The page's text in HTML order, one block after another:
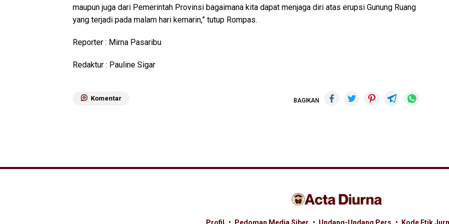
maupun juga dari Pemerintah Provinsi bagaimana kita dapat menjaga diri atas erupsi Gunung Ruang
yang terjadi pada malam hari kemarin,” tutup Rompas.
Reporter : Mirna Pasaribu
Redaktur : Pauline Sigar
Komentar BAGIKAN